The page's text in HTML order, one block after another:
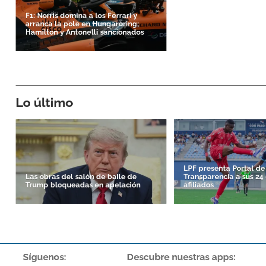
F1: Norris domina a los Ferrari y
arranca la pole en Hungaroring;
Hamilton y Antonelli sancionados
Lo último
Las obras del salón de baile de
Trump bloqueadas en apelación
LPF presenta Portal de
Transparencia a sus
afiliados
Síguenos: Descubre nuestras apps: